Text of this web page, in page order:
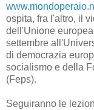
ospita, fra l'altro, il
dell'Unione
settembre
di democrazia
socialismo e della
(Feps).
Seguiranno le